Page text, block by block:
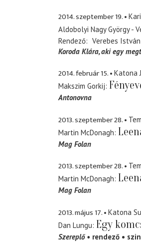
2014. szeptember 19.
Aldobolyi Nagy György -
Rendező
Verebes István
Koroda Klára aki egy
2014. február 15.
Katona
Makszim Gorkij
Antonovna
2013. szeptember 28.
Martin McDonagh
Mag Folan
2013. szeptember 28.
Martin McDonagh
Mag Folan
2013. május 17.
Katona
Dan Lungu Egy
Szereplő
rendező